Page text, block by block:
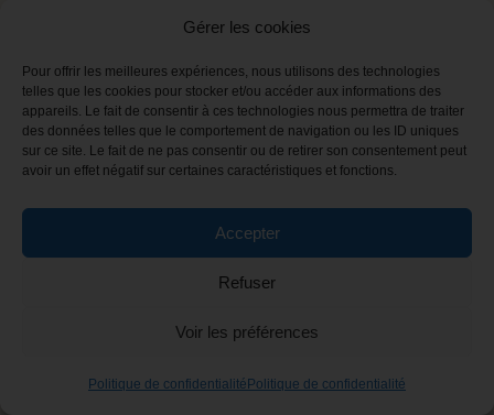
Gérer les cookies
Pour offrir les meilleures expériences, nous utilisons des technologies
telles que les cookies pour stocker et/ou accéder aux informations des
appareils. Le fait de consentir à ces technologies nous permettra de traiter
des données telles que le comportement de navigation ou les ID uniques
sur ce site. Le fait de ne pas consentir ou de retirer son consentement peut
avoir un effet négatif sur certaines caractéristiques et fonctions.
Accepter
Refuser
Voir les préférences
Politique de confidentialité Politique de confidentialité
Les animaux totem peuvent se présenter
quotidiennepar lebiais de signes répétés ou
d’une présence que vous allez sentir.
Vous pouvez par exempleentendre quelqu’un en
parler, puis voir une image dans un magazine,
Vous pourriez peut-êtrevoir un symbole qui est
comme par exemple : voir plusieurs
Autant de choses qui peuvent vous parler et vous
animalqui se présente à vous.